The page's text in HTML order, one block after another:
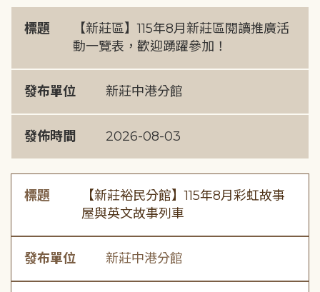
標題
【新莊區】115年8月新莊區閱讀推廣活
動一覽表，歡迎踴躍參加！
發布單位 新莊中港分館
發佈時間 2026-08-03
標題
【新莊裕民分館】115年8月彩虹故事
屋與英文故事列車
發布單位 新莊中港分館